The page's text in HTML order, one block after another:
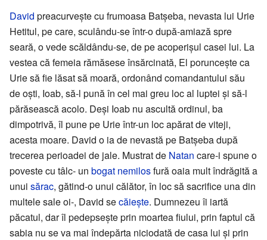
David preacurvește cu frumoasa Batșeba, nevasta lui Urie
Hetitul, pe care, sculându-se într-o după-amiază spre
seară, o vede scăldându-se, de pe acoperișul casei lui. La
vestea că femeia rămăsese însărcinată, El poruncește ca
Urie să fie lăsat să moară, ordonând comandantului său
de oști, Ioab, să-l pună în cel mai greu loc al luptei și să-l
părăsească acolo. Deși Ioab nu ascultă ordinul, ba
dimpotrivă, îl pune pe Urie într-un loc apărat de viteji,
acesta moare. David o ia de nevastă pe Batșeba după
trecerea perioadei de jale. Mustrat de Natan care-i spune o
poveste cu tâlc- un bogat nemilosfură oaia mult îndrăgită a
unui sărac, gătind-o unui călător, în loc să sacrifice una din
multele sale oi-, David secăiește. Dumnezeu îi iartă
păcatul, dar îl pedepsește prin moartea fiului, prin faptul că
sabia nu se va mai îndepărta niciodată de casa lui și prin